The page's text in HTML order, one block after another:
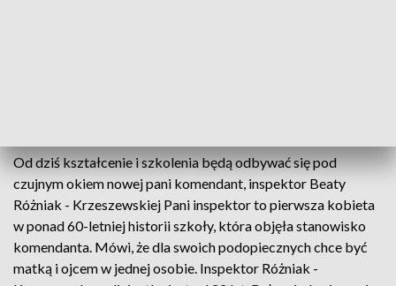
Od dziś kształcenie i szkolenia będą odbywać się pod
czujnym okiem nowej pani komendant, inspektor Beaty
Różniak - Krzeszewskiej Pani inspektor to pierwsza kobieta
w ponad 60-letniej historii szkoły, która objęła stanowisko
komendanta. Mówi, że dla swoich podopiecznych chce być
matką i ojcem w jednej osobie. Inspektor Różniak -